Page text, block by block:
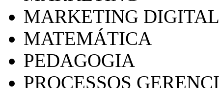
MARKETING DIGITAL
MATEMÁTICA
PEDAGOGIA
PROCESSOS